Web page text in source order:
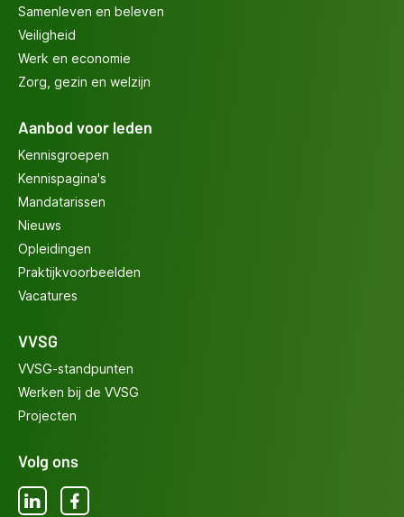
Samenleven en beleven
Veiligheid
Werk en economie
Zorg, gezin en welzijn
Aanbod voor leden
Kennisgroepen
Kennispagina's
Mandatarissen
Nieuws
Opleidingen
Praktijkvoorbeelden
Vacatures
VVSG
VVSG-standpunten
Werken bij de VVSG
Projecten
Volg ons
LinkedInFacebook